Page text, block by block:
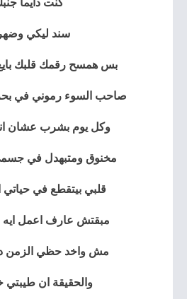
كنت دايما
سند ليكي
بس همسح رقمك قلبك
صاحب السوء رموني في
وكل يوم بشرب عشان
مخنوق ومتبهدل في
قلبي بيتقطع في حياتي
مبقتش عارف اعمل ايه
مش واخد حظي الزمن ده
والحقيقة ان